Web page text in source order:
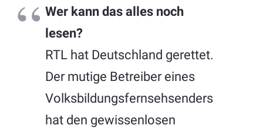
Wer kann das alles noch
lesen?
RTL hat Deutschland gerettet.
Der mutige Betreiber eines
Volksbildungsfernsehsenders
hat den gewissenlosen